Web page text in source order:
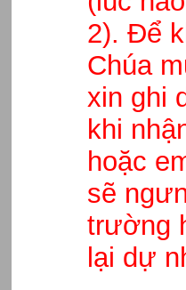
2). Để
Chúa
xin ghi
khi
hoặc
sẽ
trường
lại dự